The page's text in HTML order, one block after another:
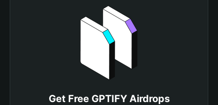
Get Free GPTIFY Airdrops